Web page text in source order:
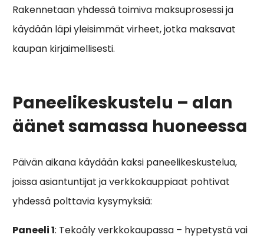
Rakennetaan yhdessä toimiva maksuprosessi ja
käydään läpi yleisimmät virheet, jotka maksavat
kaupan kirjaimellisesti.
Paneelikeskustelu – alan
äänet samassa huoneessa
Päivän aikana käydään kaksi paneelikeskustelua,
joissa asiantuntijat ja verkkokauppiaat pohtivat
yhdessä polttavia kysymyksiä:
Paneeli 1: Tekoäly verkkokaupassa – hypetystä vai